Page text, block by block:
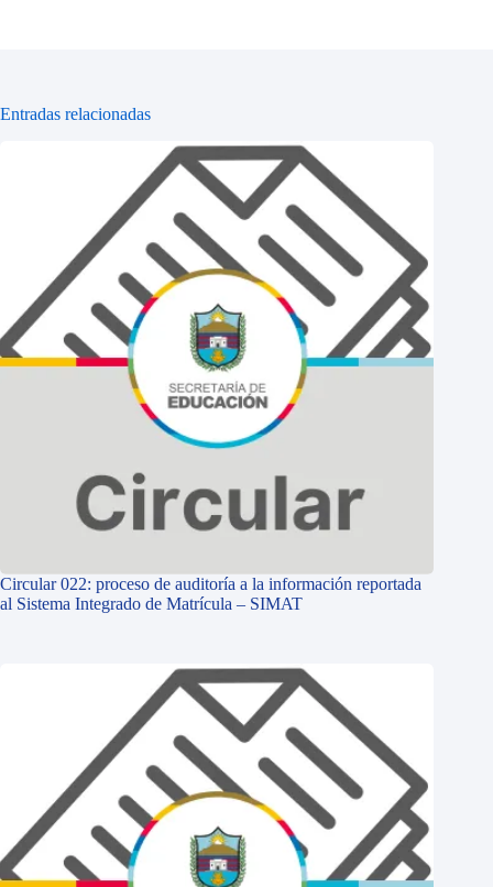
Entradas relacionadas
Circular 022: proceso de auditoría a la información reportada
al Sistema Integrado de Matrícula – SIMAT